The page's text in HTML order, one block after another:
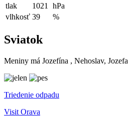
tlak
1021
hPa
vlhkosť 39 %
Sviatok
Meniny má Jozefína , Nehoslav, Jozefa
Triedenie odpadu
Visit Orava